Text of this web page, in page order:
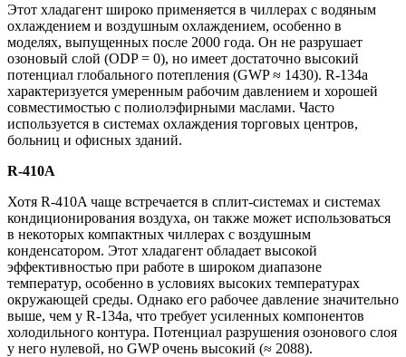
Этот хладагент широко применяется в чиллерах с водяным
охлаждением и воздушным охлаждением, особенно в
моделях, выпущенных после 2000 года. Он не разрушает
озоновый слой (ODP = 0), но имеет достаточно высокий
потенциал глобального потепления (GWP ≈ 1430). R-134a
характеризуется умеренным рабочим давлением и хорошей
совместимостью с полиолэфирными маслами. Часто
используется в системах охлаждения торговых центров,
больниц и офисных зданий.
R-410A
Хотя R-410A чаще встречается в сплит-системах и системах
кондиционирования воздуха, он также может использоваться
в некоторых компактных чиллерах с воздушным
конденсатором. Этот хладагент обладает высокой
эффективностью при работе в широком диапазоне
температур, особенно в условиях высоких температурах
окружающей среды. Однако его рабочее давление значительно
выше, чем у R-134a, что требует усиленных компонентов
холодильного контура. Потенциал разрушения озонового слоя
у него нулевой, но GWP очень высокий (≈ 2088).